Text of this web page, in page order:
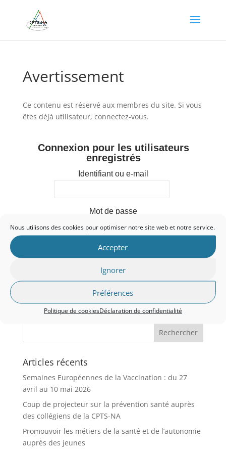
Nous utilisons des cookies pour optimiser notre site web et notre service.
Accepter
Ignorer
Préférences
Politique de cookiesDéclaration de confidentialité
Avertissement
Ce contenu est réservé aux membres du site. Si vous
êtes déjà utilisateur, connectez-vous.
Connexion pour les utilisateurs
enregistrés
Identifiant ou e-mail
Mot de passe
Prouvez que vous êtes humain :
Se souvenir de moi
Articles récents
Semaines Européennes de la Vaccination : du 27
avril au 10 mai 2026
Coup de projecteur sur la prévention santé auprès
des collégiens de la CPTS-NA
Promouvoir les métiers de la santé et de l’autonomie
auprès des jeunes